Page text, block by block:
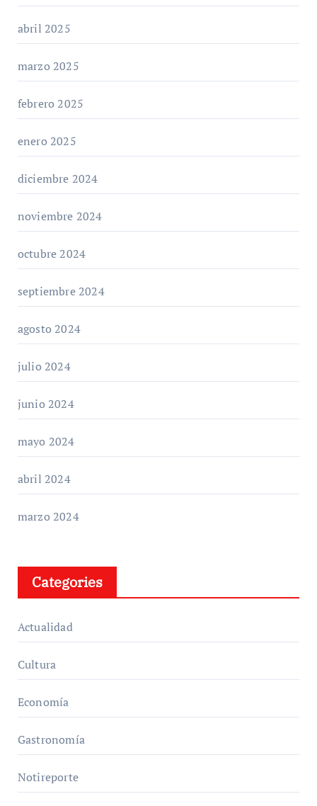
abril 2025
marzo 2025
febrero 2025
enero 2025
diciembre 2024
noviembre 2024
octubre 2024
septiembre 2024
agosto 2024
julio 2024
junio 2024
mayo 2024
abril 2024
marzo 2024
Categories
Actualidad
Cultura
Economía
Gastronomía
Notireporte